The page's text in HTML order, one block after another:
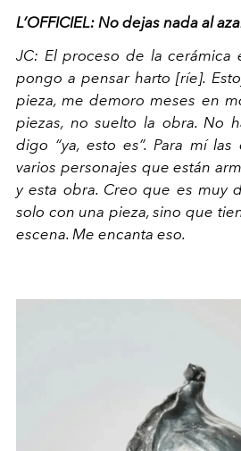
L’OFFICIEL: No dejas nada al
JC: El proceso de la cerámica
pongo a pensar harto [ríe].
pieza, me demoro meses en
piezas, no suelto la obra. No
digo “ya, esto es”. Para mí
varios personajes que están
y esta obra. Creo que es muy
solo con una pieza, sino que
escena. Me encanta eso.